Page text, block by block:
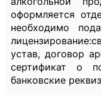
оформляется
необходимо
устав, договор
сертификат о
банковские